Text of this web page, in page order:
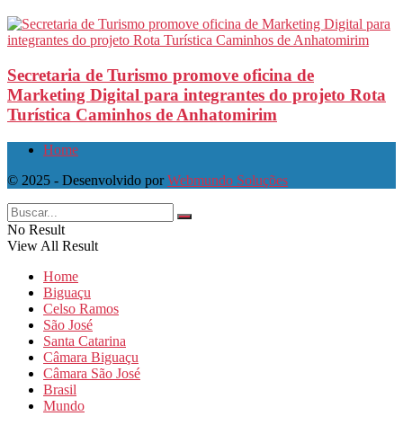
Secretaria de Turismo promove oficina de
Marketing Digital para integrantes do projeto Rota
Turística Caminhos de Anhatomirim
Home
© 2025 - Desenvolvido porWebmundo Soluções
No Result
View All Result
Home
Biguaçu
Celso Ramos
São José
Santa Catarina
Câmara Biguaçu
Câmara São José
Brasil
Mundo